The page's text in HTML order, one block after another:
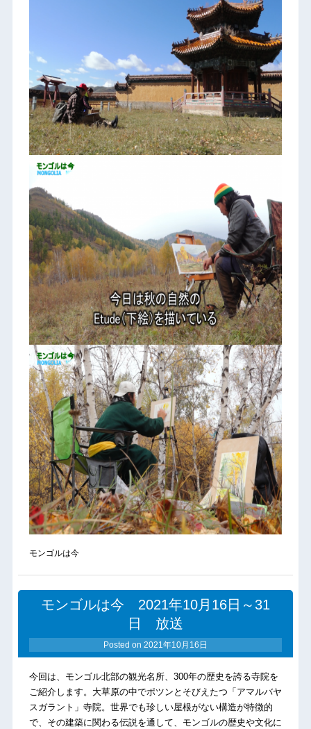
モンゴルは今
モンゴルは今 2021年10月16日～31
日 放送
Posted on 2021年10月16日
今回は、モンゴル北部の観光名所、300年の歴史を誇る寺院を
ご紹介します。大草原の中でポツンとそびえたつ「アマルバヤ
スガラント」寺院。世界でも珍しい屋根がない構造が特徴的
で、その建築に関わる伝説を通して、モンゴルの歴史や文化に